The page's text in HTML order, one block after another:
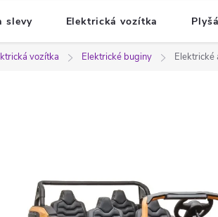
slevy Elektrická vozítka
vozítka Elektrické buginy Elektrické